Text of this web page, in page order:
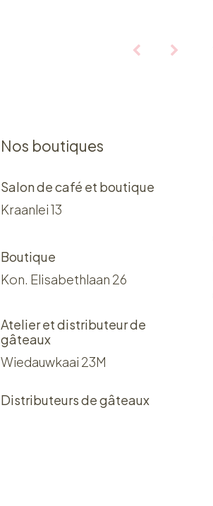
Nos boutiques
Salon de café et boutique
Kraanlei 13
Boutique
Kon. Elisabethlaan 26
Atelier et distributeur de
gâteaux
Wiedauwkaai 23M
Distributeurs de gâteaux